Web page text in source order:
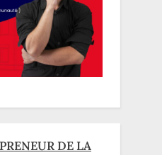
DE LA